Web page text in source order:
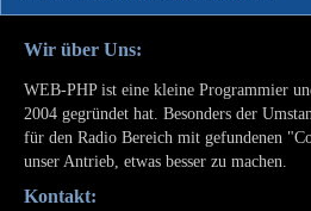
Wir über Uns:
WEB-PHP ist eine kleine Programmier
2004 gegründet hat. Besonders der
für den Radio Bereich mit gefundenen
unser Antrieb, etwas besser zu machen.
Kontakt: